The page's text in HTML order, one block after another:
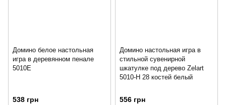
Домино белое настольная
игра в деревянном пенале
5010E
538 грн
Домино настольная игра в
стильной сувенирной
шкатулке под дерево Zelart
5010-H 28 костей белый
556 грн